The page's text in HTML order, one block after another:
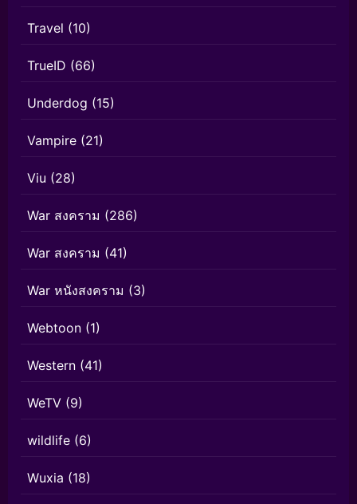
Travel (10)
TrueID (66)
Underdog (15)
Vampire (21)
Viu (28)
War สงคราม (286)
War สงคราม (41)
War หนังสงคราม (3)
Webtoon (1)
Western (41)
WeTV (9)
wildlife (6)
Wuxia (18)